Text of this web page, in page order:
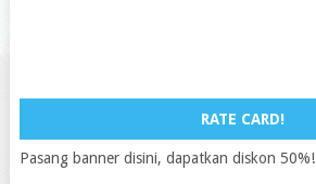
RATE CARD!
Pasang banner disini, dapatkan diskon 50%!